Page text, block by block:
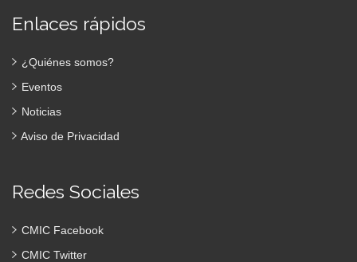
Enlaces rápidos
¿Quiénes somos?
Eventos
Noticias
Aviso de Privacidad
Redes Sociales
CMIC Facebook
CMIC Twitter